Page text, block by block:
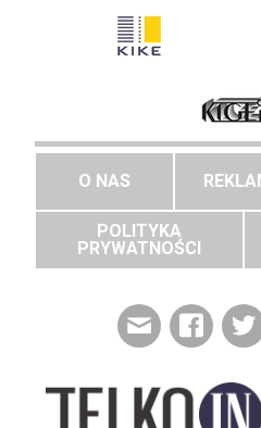
O NAS
POLITYKA
PRYWATNOŚCI